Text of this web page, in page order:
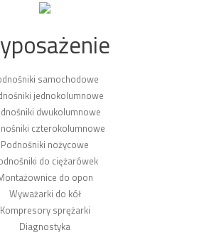
samochodowe
jednokolumnowe
dwukolumnowe
czterokolumnowe
Podnośniki nożycowe
do ciężarówek
do opon
Wyważarki do kół
Kompresory sprężarki
Diagnostyka